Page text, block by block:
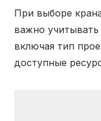
При выборе
важно
включая тип
доступные